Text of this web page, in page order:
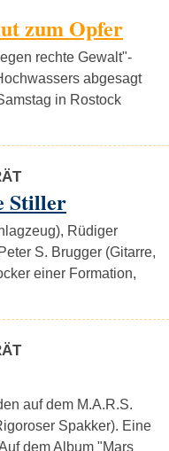
zum Opfer
rechte Gewalt"-
abgesagt
in Rostock
Stiller
Rüdiger
S. Brugger (Gitarre,
einer Formation,
auf dem M.A.R.S.
Spakker). Eine
dem Album "Mars